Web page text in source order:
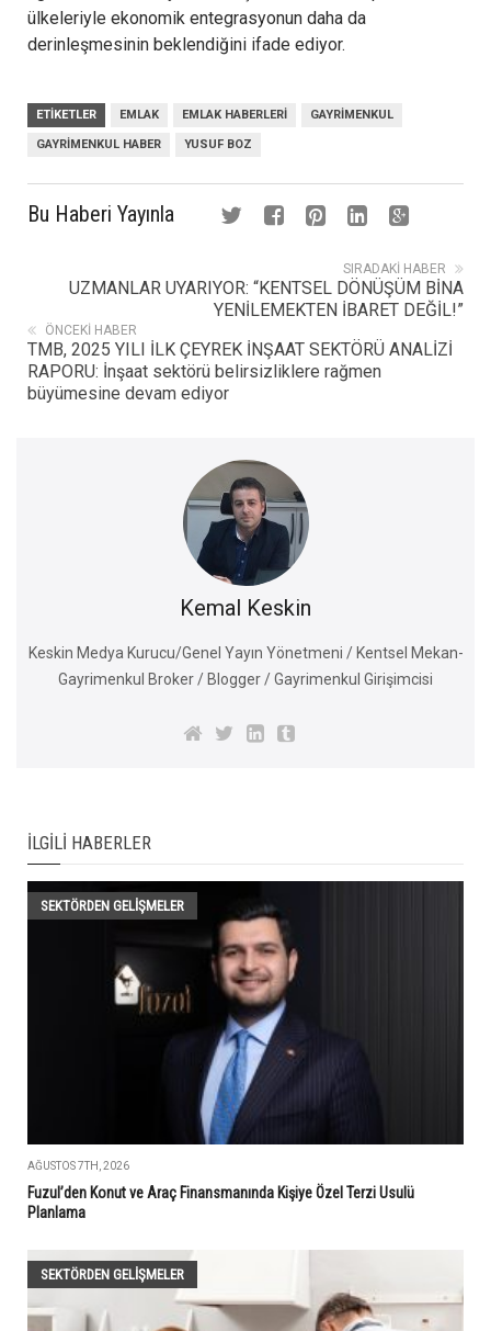
ülkeleriyle ekonomik entegrasyonun daha da
derinleşmesinin beklendiğini ifade ediyor.
ETIKETLER EMLAK EMLAK HABERLERI GAYRIMENKUL
GAYRIMENKUL HABER YUSUF BOZ
Bu Haberi Yayınla
SIRADAKI HABER
UZMANLAR UYARIYOR: “KENTSEL DÖNÜŞÜM BİNA
YENİLEMEKTEN İBARET DEĞİL!”
ÖNCEKI HABER
TMB, 2025 YILI İLK ÇEYREK İNŞAAT SEKTÖRÜ ANALİZİ
RAPORU: İnşaat sektörü belirsizliklere rağmen
büyümesine devam ediyor
Kemal Keskin
Keskin Medya Kurucu/Genel Yayın Yönetmeni / Kentsel Mekan-
Gayrimenkul Broker / Blogger / Gayrimenkul Girişimcisi
İLGILI HABERLER
SEKTÖRDEN GELIŞMELER
AĞUSTOS 7TH, 2026
Fuzul’den Konut ve Araç Finansmanında Kişiye Özel Terzi Usulü
Planlama
SEKTÖRDEN GELIŞMELER